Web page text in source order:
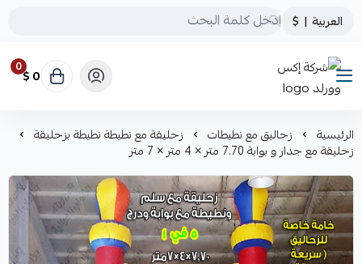
العربية |
$
شركة إكس وورلد
0 0 $
الرئيسية زحاليق مع نطيطات زحليقة مع نطيطة نطيطة بزحليقة
زحليقة مع جدار و بوابة 7.70 متر × 4 متر × 7 متر